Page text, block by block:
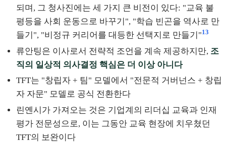
되며, 그 청사진에는 세 가지 큰 비전이 있다: "교육 불
평등을 사회 운동으로 바꾸기", "학습 빈곤을 역사로 만
들기", "비정규 커리어를 대등한 선택지로 만들기"13
류안팅은 이사로서 전략적 조언을 계속 제공하지만, 조
직의 일상적 의사결정 핵심은 더 이상 아니다
TFT는 "창립자 + 팀" 모델에서 "전문적 거버넌스 + 창립
자 자문" 모델로 공식 전환한다
린옌시가 가져오는 것은 기업계의 리더십 교육과 인재
평가 전문성으로, 이는 그동안 교육 현장에 치우쳤던
TFT의 보완이다